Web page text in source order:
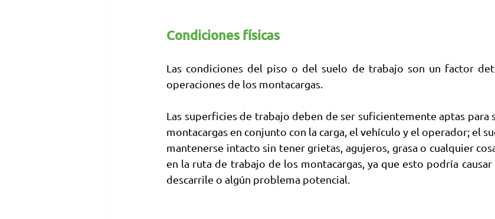
Condiciones físicas
Las condiciones del piso o del suelo de trabajo son un factor
operaciones de los montacargas.
Las superficies de trabajo deben de ser suficientemente aptas para
montacargas en conjunto con la carga, el vehículo y el operador; el
mantenerse intacto sin tener grietas, agujeros, grasa o cualquier
en la ruta de trabajo de los montacargas, ya que esto podría causar
descarrile o algún problema potencial.